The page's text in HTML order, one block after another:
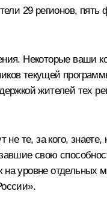
29 регионов,
Некоторые ваши
текущей
жителей тех
те, за кого, знаете,
свою
на уровне отдельных